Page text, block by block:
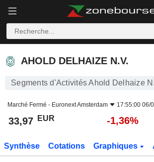
AHOLD DELHAIZE N.V.
AHOLD DELHAIZE N.V.
Segments d'Activités Ahold Delhaize
Marché Fermé - Euronext Amsterdam 17:55:00 06/
33,97 EUR -1,36%
Synthèse Cotations Graphiques